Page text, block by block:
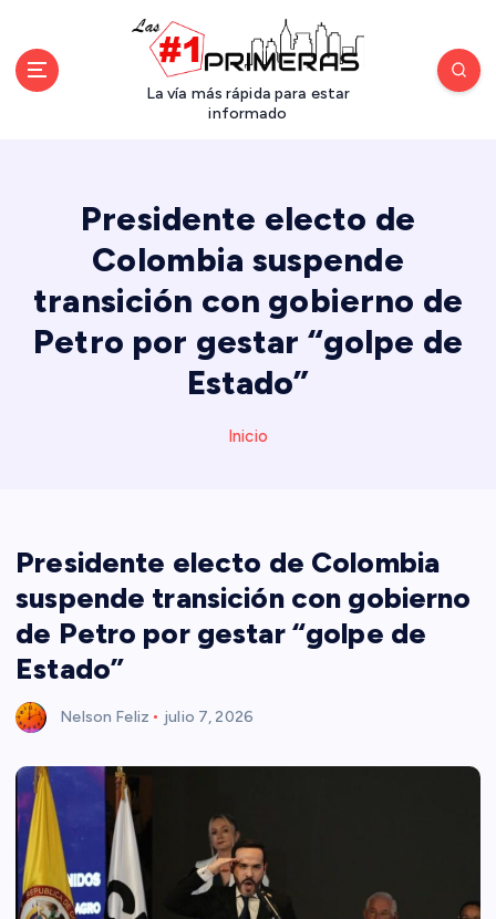
La vía más rápida para estar
informado
Presidente electo de
Colombia suspende
transición con gobierno de
Petro por gestar “golpe de
Estado”
Inicio
Presidente electo de Colombia
suspende transición con gobierno
de Petro por gestar “golpe de
Estado”
Nelson Feliz julio 7, 2026